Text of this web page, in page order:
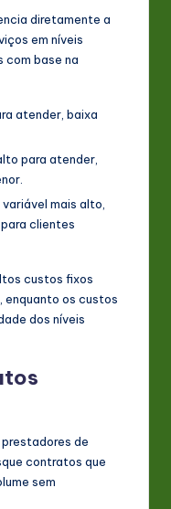
diretamente a
em níveis
com base na
atender, baixa
para atender,
mais alto,
clientes
custos fixos
enquanto os custos
dos níveis
de
contratos que
sem